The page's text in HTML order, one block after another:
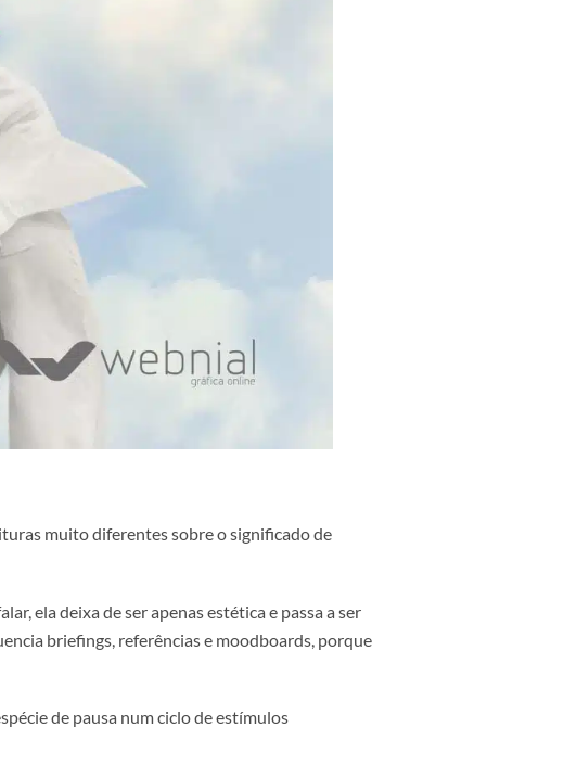
e leituras muito diferentes sobre o significado de